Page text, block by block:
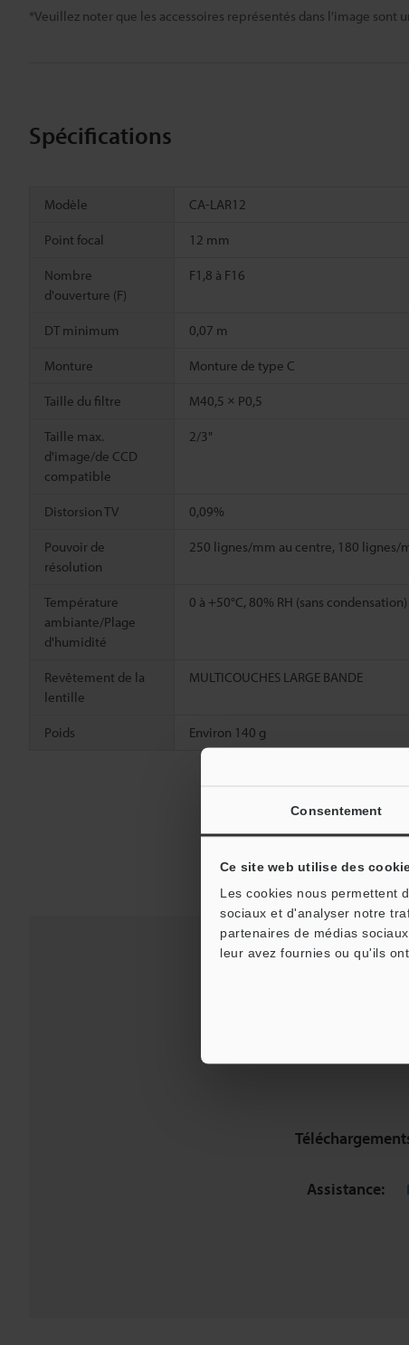
Consentement
Ce site web utilise des
Les cookies nous permettent
sociaux et d'analyser notre
partenaires de médias
leur avez fournies ou qu'ils
*Veuillez noter que les accessoires représentés dans l'image
Spécifications
Modèle CA-LAR12
Point focal 12 mm
Nombre
d'ouverture (F)
F1,8 à F16
DT minimum 0,07 m
Monture Monture de type C
Taille du filtre M40,5 × P0,5
Taille max.
d'image/de CCD
compatible
2/3"
Distorsion TV 0,09%
Pouvoir de
résolution
250 lignes/mm au centre, 180 lignes/
Température
ambiante/Plage
d'humidité
0 à +50°C, 80% RH (sans condensation)
Revêtement de la
lentille
MULTICOUCHES LARGE BANDE
Poids Environ 140 g
Assistance: